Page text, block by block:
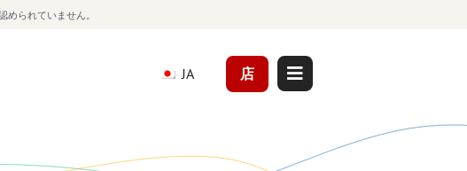
られていません。
JA 店